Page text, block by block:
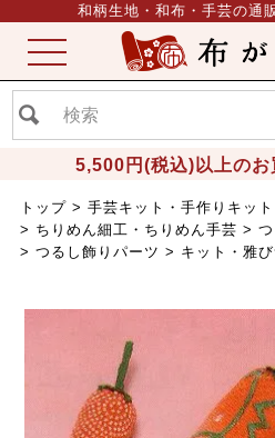
和柄生地・和布・手芸の通
5,500円(税込)以上のお
ME
NU
トップ
手芸キット・手作りキット
ちりめん細工・ちりめん手芸
つるし飾りパーツ
キット・雅